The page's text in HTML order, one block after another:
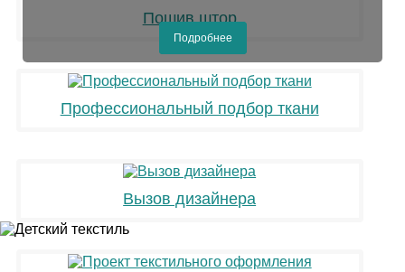
Подробнее
Пошив штор
Профессиональный подбор ткани
Вызов дизайнера